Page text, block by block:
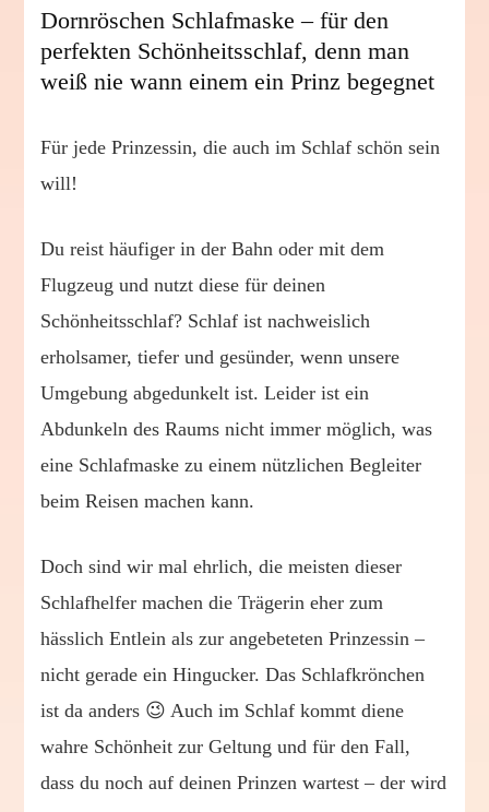
Dornröschen Schlafmaske – für den
perfekten Schönheitsschlaf, denn man
weiß nie wann einem ein Prinz begegnet
Für jede Prinzessin, die auch im Schlaf schön sein
will!
Du reist häufiger in der Bahn oder mit dem
Flugzeug und nutzt diese für deinen
Schönheitsschlaf? Schlaf ist nachweislich
erholsamer, tiefer und gesünder, wenn unsere
Umgebung abgedunkelt ist. Leider ist ein
Abdunkeln des Raums nicht immer möglich, was
eine Schlafmaske zu einem nützlichen Begleiter
beim Reisen machen kann.
Doch sind wir mal ehrlich, die meisten dieser
Schlafhelfer machen die Trägerin eher zum
hässlich Entlein als zur angebeteten Prinzessin –
nicht gerade ein Hingucker. Das Schlafkrönchen
ist da anders 😉 Auch im Schlaf kommt diene
wahre Schönheit zur Geltung und für den Fall,
dass du noch auf deinen Prinzen wartest – der wird